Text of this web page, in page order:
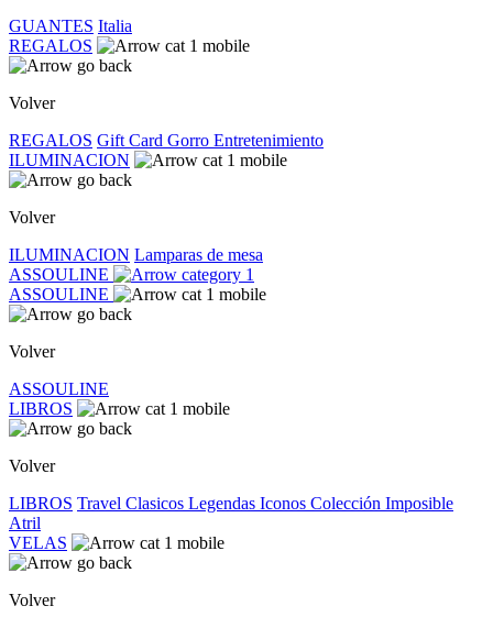
GUANTES Italia
REGALOS
Volver
REGALOS Gift Card Gorro Entretenimiento
ILUMINACION
Volver
ILUMINACION Lamparas de mesa
ASSOULINE
ASSOULINE
Volver
ASSOULINE
LIBROS
Volver
LIBROS Travel Clasicos Legendas Iconos Colección Imposible
Atril
VELAS
Volver